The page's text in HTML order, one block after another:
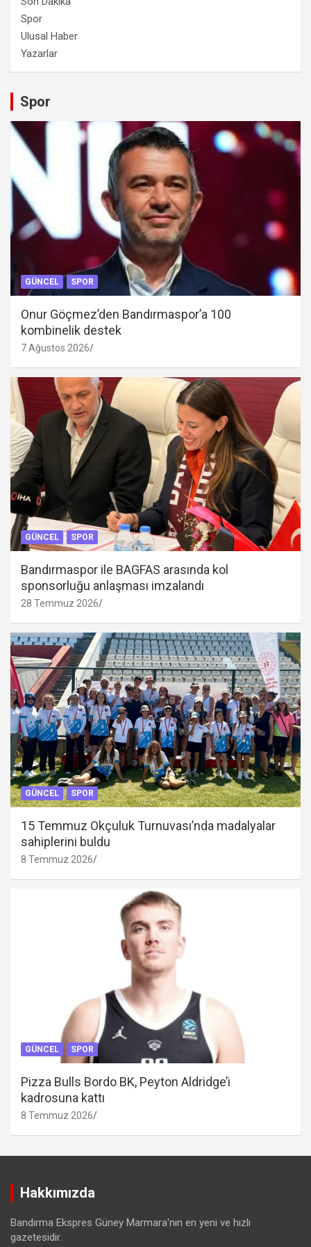
Spor
Ulusal Haber
Yazarlar
Spor
GÜNCEL SPOR
Onur Göçmez’den Bandırmaspor’a 100
kombinelik destek
7 Ağustos 2026
GÜNCEL SPOR
Bandırmaspor ile BAGFAS arasında kol
sponsorluğu anlaşması imzalandı
28 Temmuz 2026
GÜNCEL SPOR
15 Temmuz Okçuluk Turnuvası’nda madalyalar
sahiplerini buldu
8 Temmuz 2026
GÜNCEL SPOR
Pizza Bulls Bordo BK, Peyton Aldridge’i
kadrosuna kattı
8 Temmuz 2026
Hakkımızda
Bandırma Ekspres Güney Marmara'nın en yeni ve hızlı
gazetesidir.